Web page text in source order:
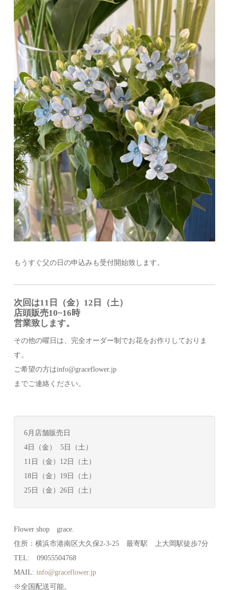
もうすぐ父の日の申込みも受付開始致します。
次回は11日（金）12日（土）
店頭販売10~16時
営業致します。
その他の曜日は、完全オーダー制でお花をお作りしておりま
す。
ご希望の方はinfo@graceflower.jp
までご連絡ください。
6月店舗販売日
4日（金） 5日（土）
11日（金）12日（土）
18日（金）19日（土）
25日（金）26日（土）
Flower shop grace.
住所：横浜市港南区大久保2-3-25 最寄駅 上大岡駅徒歩7分
TEL: 09055504768
MAIL:info@graceflower.jp
※全国配送可能。